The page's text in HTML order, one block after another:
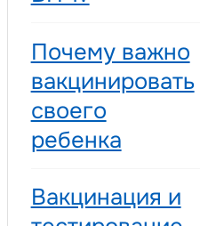
Что такое
Почему важно
ребенка
Вакцинация и
Почему важно
вакцинировать
своего
ребенка
Вакцинация и